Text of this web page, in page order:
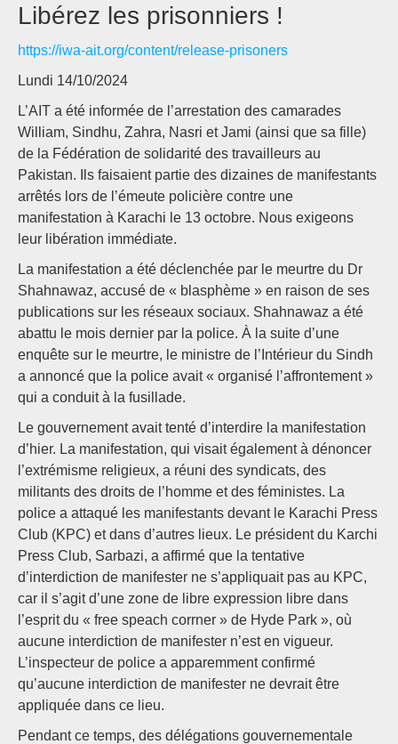
Libérez les prisonniers !
https://iwa-ait.org/content/release-prisoners
Lundi 14/10/2024
L’AIT a été informée de l’arrestation des camarades
William, Sindhu, Zahra, Nasri et Jami (ainsi que sa fille)
de la Fédération de solidarité des travailleurs au
Pakistan. Ils faisaient partie des dizaines de manifestants
arrêtés lors de l’émeute policière contre une
manifestation à Karachi le 13 octobre. Nous exigeons
leur libération immédiate.
La manifestation a été déclenchée par le meurtre du Dr
Shahnawaz, accusé de « blasphème » en raison de ses
publications sur les réseaux sociaux. Shahnawaz a été
abattu le mois dernier par la police. À la suite d’une
enquête sur le meurtre, le ministre de l’Intérieur du Sindh
a annoncé que la police avait « organisé l’affrontement »
qui a conduit à la fusillade.
Le gouvernement avait tenté d’interdire la manifestation
d’hier. La manifestation, qui visait également à dénoncer
l’extrémisme religieux, a réuni des syndicats, des
militants des droits de l’homme et des féministes. La
police a attaqué les manifestants devant le Karachi Press
Club (KPC) et dans d’autres lieux. Le président du Karchi
Press Club, Sarbazi, a affirmé que la tentative
d’interdiction de manifester ne s’appliquait pas au KPC,
car il s’agit d’une zone de libre expression libre dans
l’esprit du « free speach corrner » de Hyde Park », où
aucune interdiction de manifester n’est en vigueur.
L’inspecteur de police a apparemment confirmé
qu’aucune interdiction de manifester ne devrait être
appliquée dans ce lieu.
Pendant ce temps, des délégations gouvernementale